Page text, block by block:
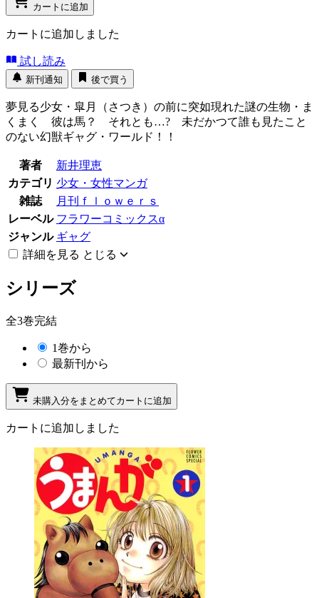
カートに追加
カートに追加しました
試し読み
新刊通知 後で買う
夢見る少女・皐月（さつき）の前に突如現れた謎の生物・ま
くまく 彼は馬？ それとも…? 未だかつて誰も見たこと
のない幻獣ギャグ・ワールド！！
著者
新井理恵
カテゴリ 少女・女性マンガ
雑誌
月刊ｆｌｏｗｅｒｓ
レーベル フラワーコミックスα
ジャンル ギャグ
詳細を見る とじる
シリーズ
全3巻完結
1巻から
最新刊から
未購入分をまとめてカートに追加
カートに追加しました